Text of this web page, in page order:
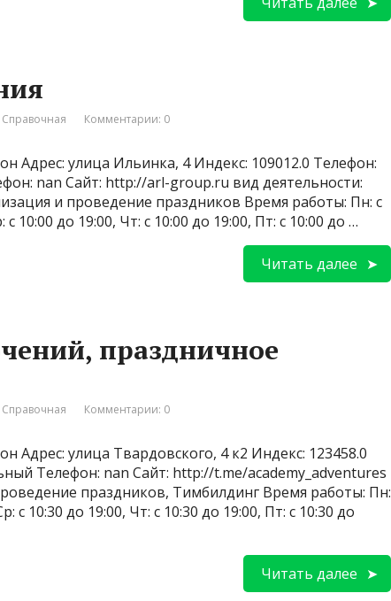
Справочная Комментарии: 0
Адрес: улица Ильинка, 4 Индекс: 109012.0 Телефон:
nan Сайт: http://arl-group.ru вид деятельности:
и проведение праздников Время работы: Пн: с
с 10:00 до 19:00, Чт: с 10:00 до 19:00, Пт: с 10:00 до …
Читать далее
праздничное
Справочная Комментарии: 0
Адрес: улица Твардовского, 4 к2 Индекс: 123458.0
Телефон: nan Сайт: http://t.me/academy_adventures
праздников, Тимбилдинг Время работы: Пн:
с 10:30 до 19:00, Чт: с 10:30 до 19:00, Пт: с 10:30 до
Читать далее